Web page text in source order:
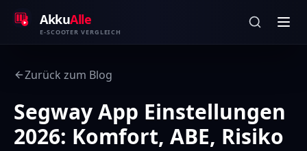
AkkuAlle
E-SCOOTER VERGLEICH
Zurück zum Blog
Segway App Einstellungen
2026: Komfort, ABE, Risiko